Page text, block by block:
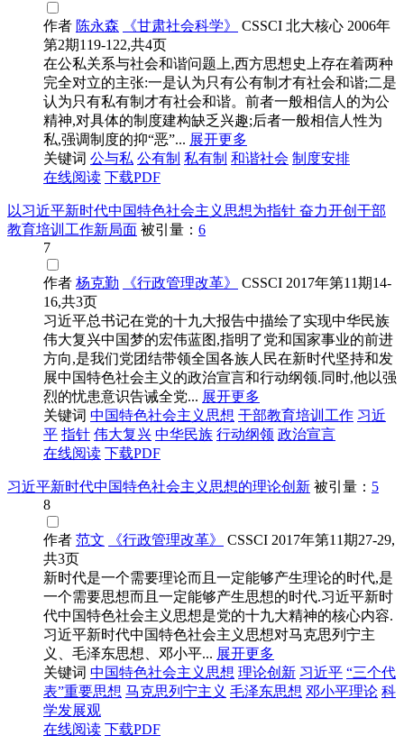
作者 陈永森 《甘肃社会科学》 CSSCI 北大核心 2006年
第2期119-122,共4页
在公私关系与社会和谐问题上,西方思想史上存在着两种
完全对立的主张:一是认为只有公有制才有社会和谐;二是
认为只有私有制才有社会和谐。前者一般相信人的为公
精神,对具体的制度建构缺乏兴趣;后者一般相信人性为
私,强调制度的抑“恶”... 展开更多
关键词 公与私 公有制 私有制 和谐社会 制度安排
在线阅读 下载PDF
以习近平新时代中国特色社会主义思想为指针 奋力开创干部
教育培训工作新局面 被引量： 6
7
作者 杨克勤 《行政管理改革》 CSSCI 2017年第11期14-
16,共3页
习近平总书记在党的十九大报告中描绘了实现中华民族
伟大复兴中国梦的宏伟蓝图,指明了党和国家事业的前进
方向,是我们党团结带领全国各族人民在新时代坚持和发
展中国特色社会主义的政治宣言和行动纲领.同时,他以强
烈的忧患意识告诫全党... 展开更多
关键词 中国特色社会主义思想 干部教育培训工作 习近
平 指针 伟大复兴 中华民族 行动纲领 政治宣言
在线阅读 下载PDF
习近平新时代中国特色社会主义思想的理论创新 被引量： 5
8
作者 范文 《行政管理改革》 CSSCI 2017年第11期27-29,
共3页
新时代是一个需要理论而且一定能够产生理论的时代,是
一个需要思想而且一定能够产生思想的时代.习近平新时
代中国特色社会主义思想是党的十九大精神的核心内容.
习近平新时代中国特色社会主义思想对马克思列宁主
义、毛泽东思想、邓小平... 展开更多
关键词 中国特色社会主义思想 理论创新 习近平 “三个代
表”重要思想 马克思列宁主义 毛泽东思想 邓小平理论 科
学发展观
在线阅读 下载PDF